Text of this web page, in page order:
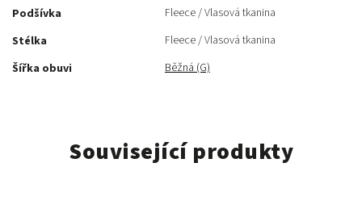
Podšívka
Fleece / Vlasová tkanina
Stélka
Fleece / Vlasová tkanina
Šířka obuvi
Běžná (G)
Související produkty